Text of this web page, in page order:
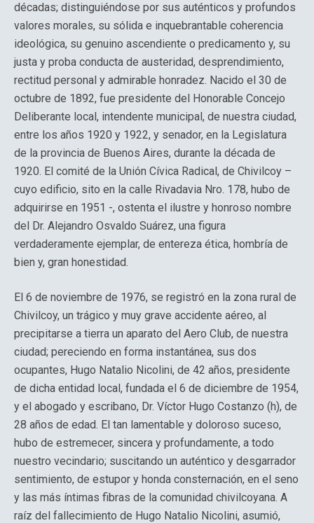
décadas; distinguiéndose por sus auténticos y profundos
valores morales, su sólida e inquebrantable coherencia
ideológica, su genuino ascendiente o predicamento y, su
justa y proba conducta de austeridad, desprendimiento,
rectitud personal y admirable honradez. Nacido el 30 de
octubre de 1892, fue presidente del Honorable Concejo
Deliberante local, intendente municipal, de nuestra ciudad,
entre los años 1920 y 1922, y senador, en la Legislatura
de la provincia de Buenos Aires, durante la década de
1920. El comité de la Unión Cívica Radical, de Chivilcoy –
cuyo edificio, sito en la calle Rivadavia Nro. 178, hubo de
adquirirse en 1951 -, ostenta el ilustre y honroso nombre
del Dr. Alejandro Osvaldo Suárez, una figura
verdaderamente ejemplar, de entereza ética, hombría de
bien y, gran honestidad.
El 6 de noviembre de 1976, se registró en la zona rural de
Chivilcoy, un trágico y muy grave accidente aéreo, al
precipitarse a tierra un aparato del Aero Club, de nuestra
ciudad; pereciendo en forma instantánea, sus dos
ocupantes, Hugo Natalio Nicolini, de 42 años, presidente
de dicha entidad local, fundada el 6 de diciembre de 1954,
y el abogado y escribano, Dr. Víctor Hugo Costanzo (h), de
28 años de edad. El tan lamentable y doloroso suceso,
hubo de estremecer, sincera y profundamente, a todo
nuestro vecindario; suscitando un auténtico y desgarrador
sentimiento, de estupor y honda consternación, en el seno
y las más íntimas fibras de la comunidad chivilcoyana. A
raíz del fallecimiento de Hugo Natalio Nicolini, asumió,